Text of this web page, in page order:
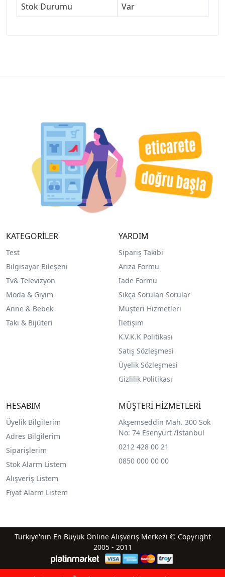
Stok Durumu
Var
KATEGORİLER
Test
Bilgisayar Bileşeni
Tv& Televizyon
Moda & Giyim
Anne & Bebek
Takı & Bijüteri
YARDIM
Sipariş Takibi
Arıza Formu
İade Formu
Sıkça Sorulan Sorular
Müşteri Hizmetleri
İletişim
K.V.K.K Politikası
Satış Sözleşmesi
Üyelik Sözleşmesi
Gizlilik Politikası
HESABIM
Üyelik Bilgilerim
Adres Bilgilerim
Siparişlerim
Stok Alarm Listem
Alışveriş Listem
Fiyat Alarm Listem
MÜŞTERİ HİZMETLERİ
Akşemseddin Mah. 300 Sok
No: 74 Esenyurt /İstanbul
0212 428 00 21
0850 000 00 00
Türkiye'nin En Büyük Online Alışveriş Merkezi © Copyright
2005 - 2011